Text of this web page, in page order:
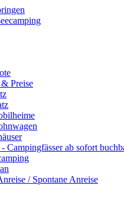
Preise
Campingfässer ab sofort
/ Spontane Anreise